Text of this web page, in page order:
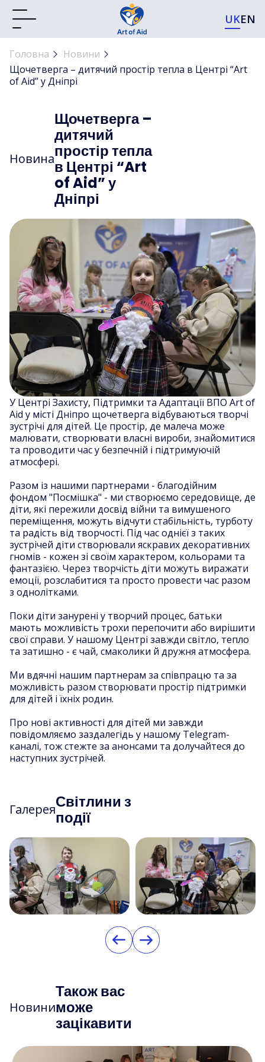
UKEN
Головна
Новини
Щочетверга – дитячий простір тепла в Центрі “Art
of Aid” у Дніпрі
Новина
Щочетверга –
дитячий
простір тепла
в Центрі “Art
of Aid” у
Дніпрі
У Центрі Захисту, Підтримки та Адаптації ВПО Art of
Aid у місті Дніпро щочетверга відбуваються творчі
зустрічі для дітей. Це простір, де малеча може
малювати, створювати власні вироби, знайомитися
та проводити час у безпечній і підтримуючій
атмосфері.
Разом із нашими партнерами - благодійним
фондом "Посмішка" - ми створюємо середовище, де
діти, які пережили досвід війни та вимушеного
переміщення, можуть відчути стабільність, турботу
та радість від творчості. Під час однієї з таких
зустрічей діти створювали яскравих декоративних
гномів - кожен зі своїм характером, кольорами та
фантазією. Через творчість діти можуть виражати
емоції, розслабитися та просто провести час разом
з однолітками.
Поки діти занурені у творчий процес, батьки
мають можливість трохи перепочити або вирішити
свої справи. У нашому Центрі завжди світло, тепло
та затишно - є чай, смаколики й дружня атмосфера.
Ми вдячні нашим партнерам за співпрацю та за
можливість разом створювати простір підтримки
для дітей і їхніх родин.
Про нові активності для дітей ми завжди
повідомляємо заздалегідь у нашому Telegram-
каналі, тож стежте за анонсами та долучайтеся до
наступних зустрічей.
ГалереяСвітлини з
події
Новини
Також вас
може
зацікавити